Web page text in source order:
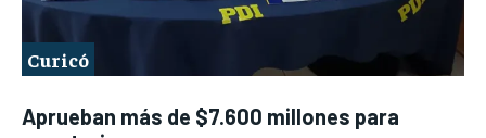
Curicó
Aprueban más de $7.600 millones para